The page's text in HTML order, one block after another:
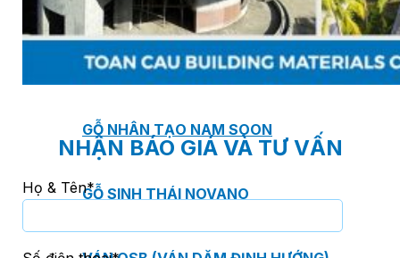
MÁI GỖ TUYẾT TÙNG ĐỎ
GỖ NHÂN TẠO NAM SOON
GỖ SINH THÁI NOVANO
NHẬN BÁO GIÁ VÀ TƯ VẤN
Họ & Tên*